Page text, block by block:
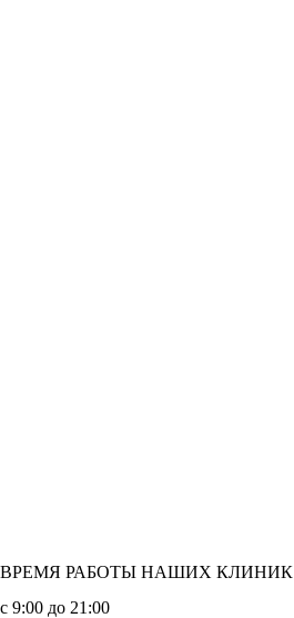
ВРЕМЯ РАБОТЫ НАШИХ КЛИНИК
с 9:00 до 21:00